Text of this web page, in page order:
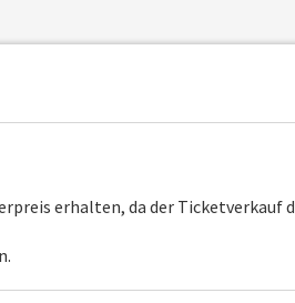
erhalten, da der Ticketverkauf